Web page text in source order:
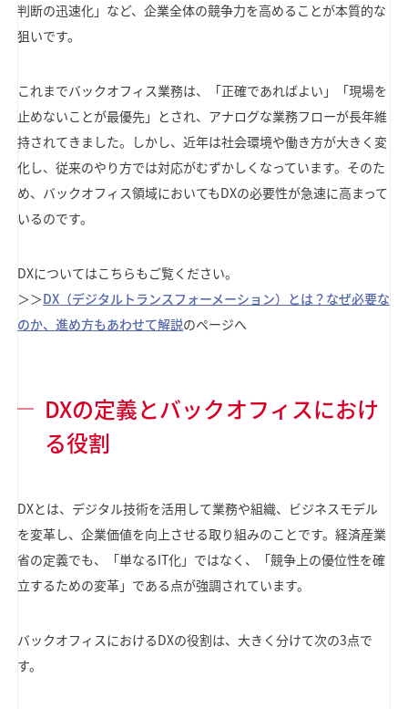
判断の迅速化」など、企業全体の競争力を高めることが本質的な
狙いです。
これまでバックオフィス業務は、「正確であればよい」「現場を
止めないことが最優先」とされ、アナログな業務フローが長年維
持されてきました。しかし、近年は社会環境や働き方が大きく変
化し、従来のやり方では対応がむずかしくなっています。そのた
め、バックオフィス領域においてもDXの必要性が急速に高まって
いるのです。
DXについてはこちらもご覧ください。
＞＞DX（デジタルトランスフォーメーション）とは？なぜ必要な
のか、進め方もあわせて解説のページへ
DXの定義とバックオフィスにおけ
る役割
DXとは、デジタル技術を活用して業務や組織、ビジネスモデル
を変革し、企業価値を向上させる取り組みのことです。経済産業
省の定義でも、「単なるIT化」ではなく、「競争上の優位性を確
立するための変革」である点が強調されています。
バックオフィスにおけるDXの役割は、大きく分けて次の3点で
す。